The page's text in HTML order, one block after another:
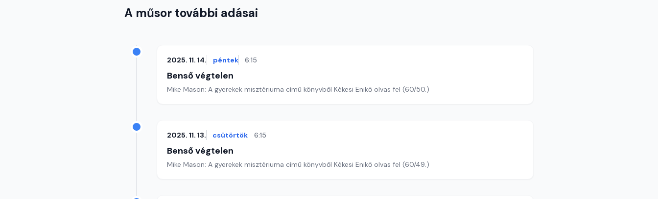
A műsor további adásai
2025. 11. 14. péntek 6:15
Benső végtelen
Mike Mason: A gyerekek misztériuma című könyvből Kékesi Enikő olvas fel (60/50.)
2025. 11. 13. csütörtök 6:15
Benső végtelen
Mike Mason: A gyerekek misztériuma című könyvből Kékesi Enikő olvas fel (60/49.)